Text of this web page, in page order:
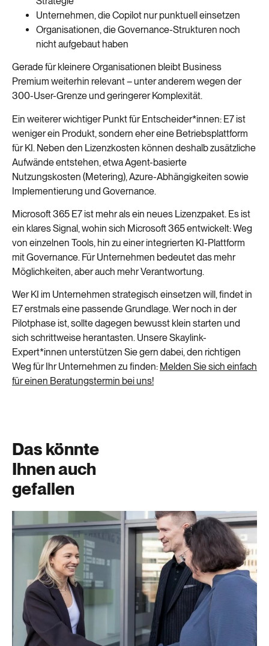
Unternehmen, die Copilot nur punktuell einsetzen
Organisationen, die Governance-Strukturen noch
nicht aufgebaut haben
Gerade für kleinere Organisationen bleibt Business
Premium weiterhin relevant – unter anderem wegen der
300-User-Grenze und geringerer Komplexität.
Ein weiterer wichtiger Punkt für Entscheider*innen: E7 ist
weniger ein Produkt, sondern eher eine Betriebsplattform
für KI. Neben den Lizenzkosten können deshalb zusätzliche
Aufwände entstehen, etwa Agent-basierte
Nutzungskosten (Metering), Azure-Abhängigkeiten sowie
Implementierung und Governance.
Microsoft 365 E7 ist mehr als ein neues Lizenzpaket. Es ist
ein klares Signal, wohin sich Microsoft 365 entwickelt: Weg
von einzelnen Tools, hin zu einer integrierten KI-Plattform
mit Governance. Für Unternehmen bedeutet das mehr
Möglichkeiten, aber auch mehr Verantwortung.
Wer KI im Unternehmen strategisch einsetzen will, findet in
E7 erstmals eine passende Grundlage. Wer noch in der
Pilotphase ist, sollte dagegen bewusst klein starten und
sich schrittweise herantasten. Unsere Skaylink-
Expert*innen unterstützen Sie gern dabei, den richtigen
Weg für Ihr Unternehmen zu finden: Melden Sie sich einfach
für einen Beratungstermin bei uns!
Das könnte
Ihnen auch
gefallen